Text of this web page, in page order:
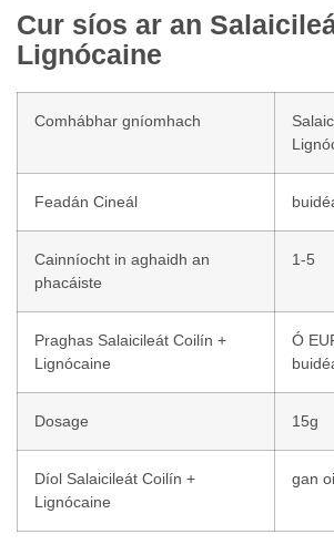
Cur síos ar an
Lignócaine
Comhábhar gníomhach
Feadán Cineál
Cainníocht in aghaidh an
phacáiste
1-5
Praghas Salaicileát Coilín +
Lignócaine
Ó
Dosage 15g
Díol Salaicileát Coilín +
Lignócaine
gan